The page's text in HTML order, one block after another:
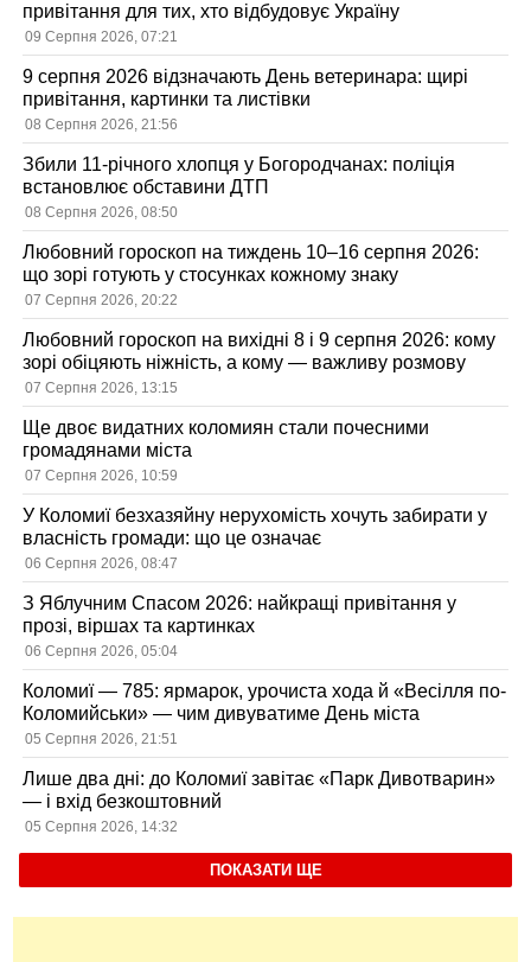
привітання для тих, хто відбудовує Україну
09 Серпня 2026, 07:21
9 серпня 2026 відзначають День ветеринара: щирі
привітання, картинки та листівки
08 Серпня 2026, 21:56
Збили 11-річного хлопця у Богородчанах: поліція
встановлює обставини ДТП
08 Серпня 2026, 08:50
Любовний гороскоп на тиждень 10–16 серпня 2026:
що зорі готують у стосунках кожному знаку
07 Серпня 2026, 20:22
Любовний гороскоп на вихідні 8 і 9 серпня 2026: кому
зорі обіцяють ніжність, а кому — важливу розмову
07 Серпня 2026, 13:15
Ще двоє видатних коломиян стали почесними
громадянами міста
07 Серпня 2026, 10:59
У Коломиї безхазяйну нерухомість хочуть забирати у
власність громади: що це означає
06 Серпня 2026, 08:47
З Яблучним Спасом 2026: найкращі привітання у
прозі, віршах та картинках
06 Серпня 2026, 05:04
Коломиї — 785: ярмарок, урочиста хода й «Весілля по-
Коломийськи» — чим дивуватиме День міста
05 Серпня 2026, 21:51
Лише два дні: до Коломиї завітає «Парк Дивотварин»
— і вхід безкоштовний
05 Серпня 2026, 14:32
ПОКАЗАТИ ЩЕ